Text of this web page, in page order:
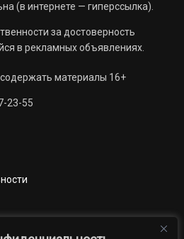
(в интернете — гиперссылка).
за достоверность
в рекламных объявлениях.
материалы 16+
23-55